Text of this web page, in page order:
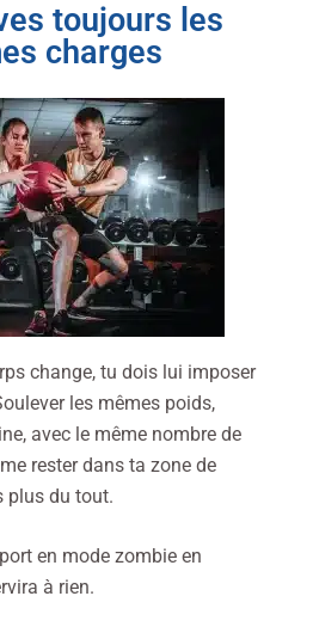
toujours les
charges
change, tu dois lui imposer
les mêmes poids,
avec le même nombre de
rester dans ta zone de
plus du tout.
en mode zombie en
à rien.